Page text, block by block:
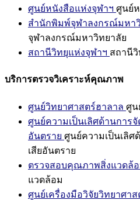
ศูนย์หนังสือแห่งจุฬาฯ ศูนย์
สำนักพิมพ์จุฬาลงกรณ์มหา
จุฬาลงกรณ์มหาวิทยาลัย
สถานีวิทยุแห่งจุฬาฯ สถานี
บริการตรวจวิเคราะห์คุณภาพ
ศูนย์วิทยาศาสตร์ฮาลาล ศูน
ศูนย์ความเป็นเลิศด้านการ
อันตราย ศูนย์ความเป็นเลิศ
เสียอันตราย
ตรวจสอบคุณภาพสิ่งแวดล้
แวดล้อม
ศูนย์เครื่องมือวิจัยวิทยาศาส